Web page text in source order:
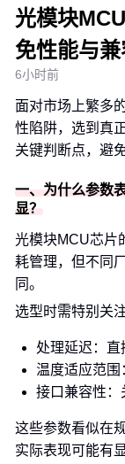
光模块
免性能与兼
6小时前
面对市场上繁多
性陷阱，选到真
关键判断点，避
一、为什么参数
显？
光模块MCU芯片
耗管理，但不同
同。
选型时需特别关
处理延迟：
温度适应范围
接口兼容性：
这些参数看似在
实际表现可能有